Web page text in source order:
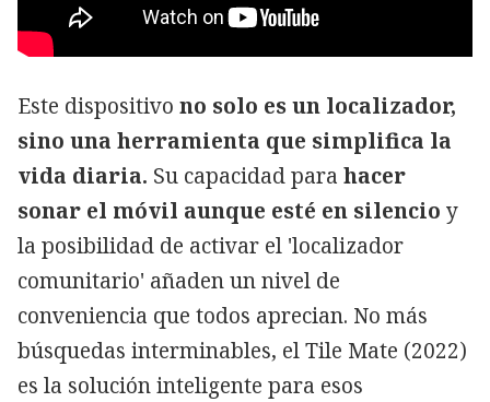
Este dispositivo no solo es un localizador,
sino una herramienta que simplifica la
vida diaria. Su capacidad para hacer
sonar el móvil aunque esté en silencio y
la posibilidad de activar el 'localizador
comunitario' añaden un nivel de
conveniencia que todos aprecian. No más
búsquedas interminables, el Tile Mate (2022)
es la solución inteligente para esos